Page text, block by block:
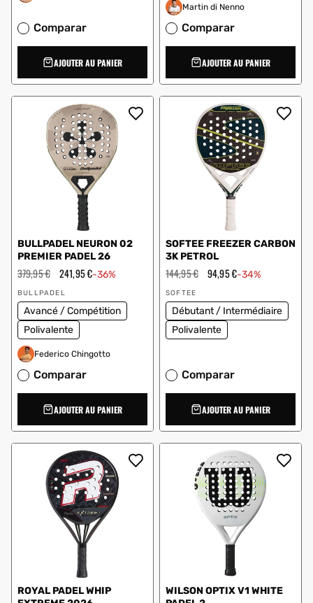
Comparar
AJOUTER AU PANIER
Martin di Nenno
Comparar
AJOUTER AU PANIER
BULLPADEL NEURON 02
PREMIER PADEL 26
Prix
régulier
379,95 € Prix
solde
241,95 €-36%
Vendeur
:
BULLPADEL
Avancé / Compétition
Polivalente
Federico Chingotto
Comparar
AJOUTER AU PANIER
SOFTEE FREEZER CARBON
3K PETROL
Prix
régulier
144,95 € Prix
94,95 €-34%
Vendeur
:
SOFTEE
Débutant / Intermédiaire
Polivalente
Comparar
AJOUTER AU PANIER
ROYAL PADEL WHIP
WILSON OPTIX V1 WHITE